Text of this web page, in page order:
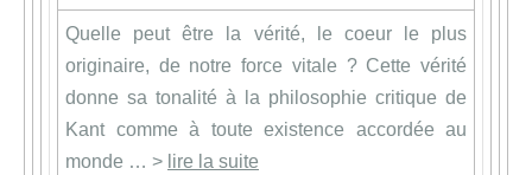
Quelle peut être la vérité, le coeur le plus
originaire, de notre force vitale ? Cette vérité
donne sa tonalité à la philosophie critique de
Kant comme à toute existence accordée au
monde … > lire la suite